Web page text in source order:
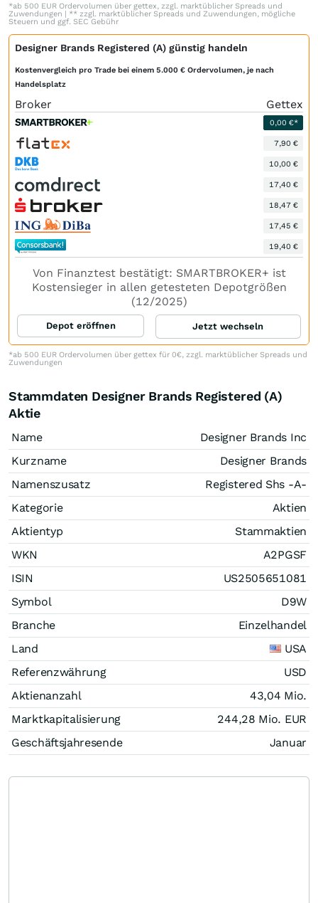
*ab 500 EUR Ordervolumen über gettex, zzgl. marktüblicher Spreads und
Zuwendungen | ** zzgl. marktüblicher Spreads und Zuwendungen, mögliche
Steuern und ggf. SEC Gebühr
Designer Brands Registered (A) günstig handeln
Kostenvergleich pro Trade bei einem 5.000 € Ordervolumen, je nach
Handelsplatz
Broker Gettex
0,00 €*
7,90 €
10,00 €
17,40 €
18,47 €
17,45 €
19,40 €
Von Finanztest bestätigt: SMARTBROKER+ ist
Kostensieger in allen getesteten Depotgrößen
(12/2025)
Depot eröffnen Jetzt wechseln
*ab 500 EUR Ordervolumen über gettex für 0€, zzgl. marktüblicher Spreads und
Zuwendungen
Stammdaten Designer Brands Registered (A)
Aktie
Name
Designer Brands Inc
Kurzname
Designer Brands
Namenszusatz
Registered Shs -A-
Kategorie
Aktien
Aktientyp
Stammaktien
WKN
A2PGSF
ISIN
US2505651081
Symbol
D9W
Branche
Einzelhandel
Land
USA
Referenzwährung
USD
Aktienanzahl
43,04 Mio.
Marktkapitalisierung
244,28 Mio. EUR
Geschäftsjahresende
Januar